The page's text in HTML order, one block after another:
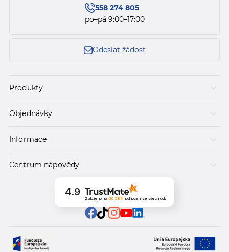
558 274 805
po–pá 9:00–17:00
Odeslat žádost
Produkty
Objednávky
Informace
Centrum nápovědy
4.9
Založeno na 20 284 hodnocení ze všech dob